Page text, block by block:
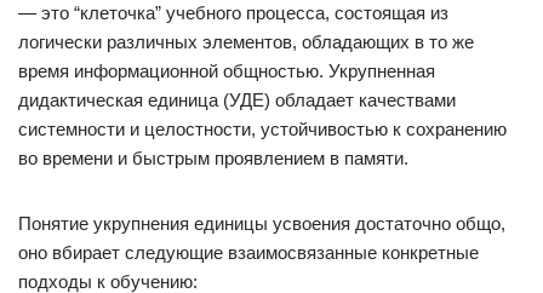
— это “клеточка” учебного процесса, состоящая из
логически различных элементов, обладающих в то же
время информационной общностью. Укрупненная
дидактическая единица (УДЕ) обладает качествами
системности и целостности, устойчивостью к сохранению
во времени и быстрым проявлением в памяти.
Понятие укрупнения единицы усвоения достаточно общо,
оно вбирает следующие взаимосвязанные конкретные
подходы к обучению: